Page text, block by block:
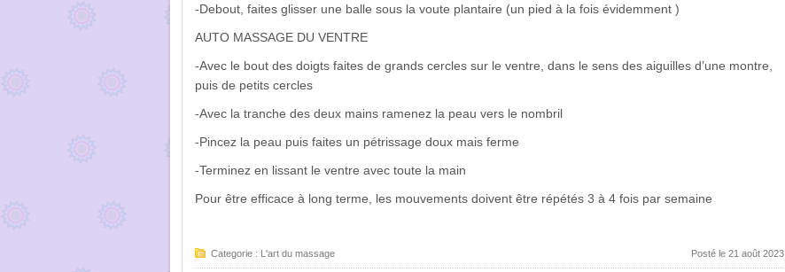
-Debout, faites glisser une balle sous la voute plantaire (un pied à la fois évidemment )
AUTO MASSAGE DU VENTRE
-Avec le bout des doigts faites de grands cercles sur le ventre, dans le sens des aiguilles d’une montre,
puis de petits cercles
-Avec la tranche des deux mains ramenez la peau vers le nombril
-Pincez la peau puis faites un pétrissage doux mais ferme
-Terminez en lissant le ventre avec toute la main
Pour être efficace à long terme, les mouvements doivent être répétés 3 à 4 fois par semaine
Categorie : L'art du massage Posté le 21 août 2023